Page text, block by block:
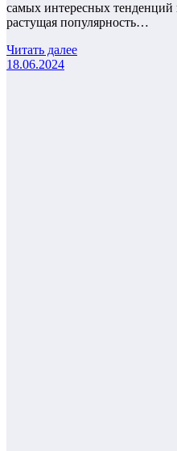
самых интересных тенденций
растущая популярность…
Читать далее
18.06.2024